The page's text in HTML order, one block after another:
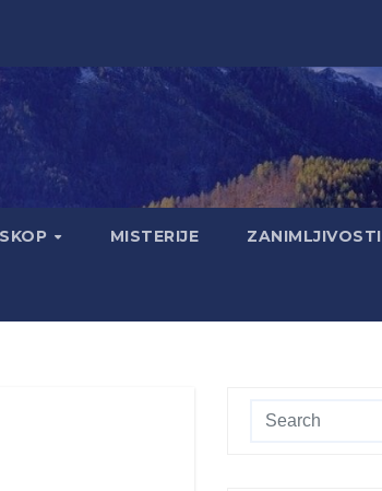
MISTERIJE ZANIMLJIVOSTI